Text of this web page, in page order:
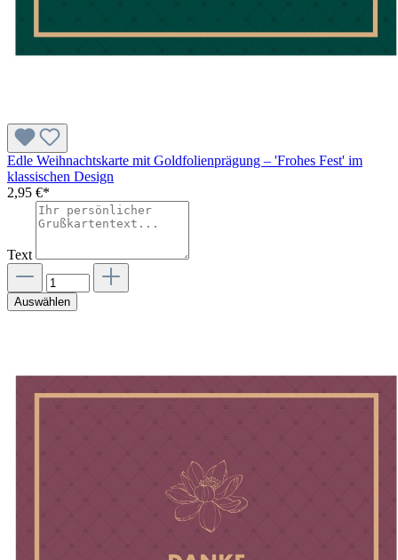
Edle Weihnachtskarte mit Goldfolienprägung – 'Frohes Fest' im
klassischen Design
2,95 €*
Text
Auswählen